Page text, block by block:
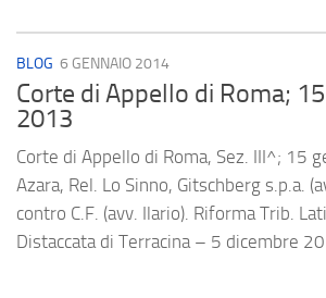
BLOG 6 GENNAIO 2014
Corte di Appello di Roma;
2013
Corte di Appello di Roma, Sez. III^; 15
Azara, Rel. Lo Sinno, Gitschberg s.p.a.
contro C.F. (avv. Ilario). Riforma Trib.
Distaccata di Terracina – 5 dicembre